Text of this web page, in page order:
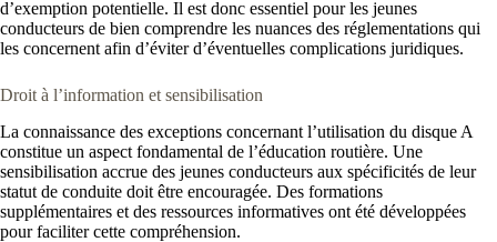
d’exemption potentielle. Il est donc essentiel pour les jeunes
conducteurs de bien comprendre les nuances des réglementations qui
les concernent afin d’éviter d’éventuelles complications juridiques.
Droit à l’information et sensibilisation
La connaissance des exceptions concernant l’utilisation du disque A
constitue un aspect fondamental de l’éducation routière. Une
sensibilisation accrue des jeunes conducteurs aux spécificités de leur
statut de conduite doit être encouragée. Des formations
supplémentaires et des ressources informatives ont été développées
pour faciliter cette compréhension.